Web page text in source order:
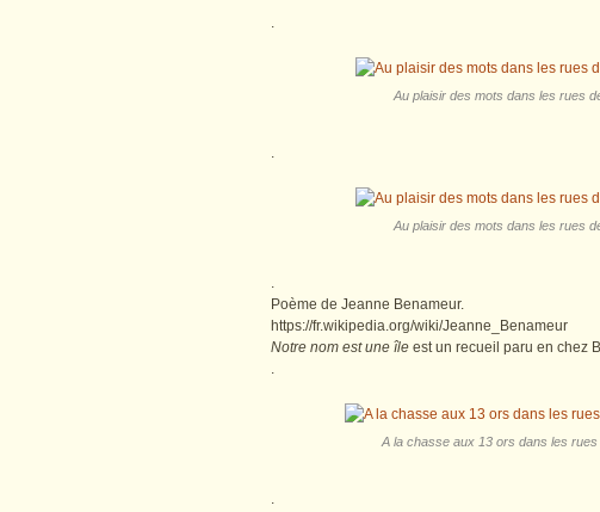
.
Au plaisir des mots dans les rues
.
Au plaisir des mots dans les rues
.
Poème de Jeanne Benameur.
https://fr.wikipedia.org/wiki/Jeanne_Benameur
Notre nom est une île est un recueil paru en chez
.
A la chasse aux 13 ors dans les rues
.